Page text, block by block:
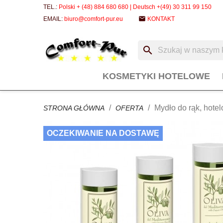
TEL.: Polski + (48) 884 680 680 | Deutsch +(49) 30 311 99 150
EMAIL: biuro@comfort-pur.eu email KONTAKT
search
KOSMETYKI HOTELOWE
STRONA GŁÓWNA OFERTA Mydło do rąk,
OCZEKIWANIE NA DOSTAWĘ